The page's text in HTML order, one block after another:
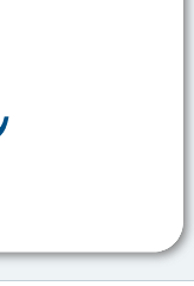
Klingelschilder